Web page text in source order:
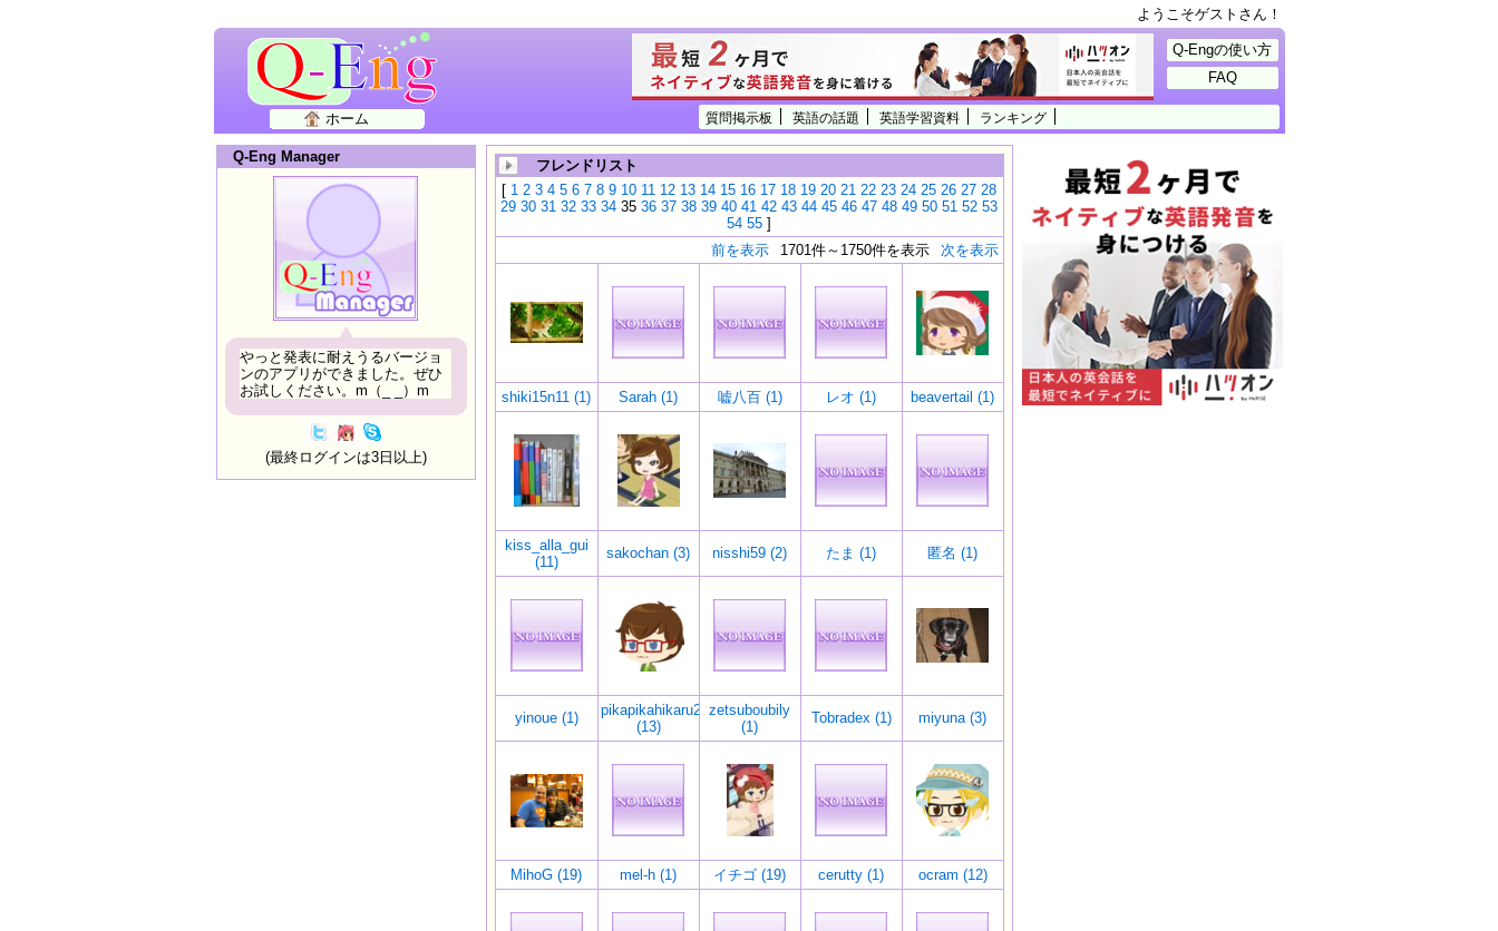
ようこそゲストさん！
質問掲示板 英語の話題 英語学習資料 ランキング
ホーム
Q-Engの使い方
FAQ
Q-Eng Manager
やっと発表に耐えうるバージョ
ンのアプリができました。ぜひ
お試しください。m（_ _）m
(最終ログインは3日以上)
フレンドリスト
[ 1 2 3 4 5 6 7 8 9 10 11 12 13 14 15 16 17 18 19 20 21 22 23 24 25 26 27 28
29 30 31 32 33 34 35 36 37 38 39 40 41 42 43 44 45 46 47 48 49 50 51 52 53
54 55 ]
前を表示
1701件～1750件を表示 次を表示
shiki15n11 (1) Sarah (1) 嘘八百 (1) レオ (1) beavertail (1)
kiss_alla_gui
(11)
sakochan (3) nisshi59 (2) たま (1) 匿名 (1)
yinoue (1)
pikapikahikaru2
(13)
zetsuboubily
(1)
Tobradex (1) miyuna (3)
MihoG (19) mel-h (1) イチゴ (19) cerutty (1) ocram (12)